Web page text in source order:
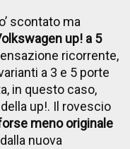
scontato ma
up! a 5
ricorrente,
a 3 e 5 porte
in questo caso,
up!. Il rovescio
meno originale
nuova